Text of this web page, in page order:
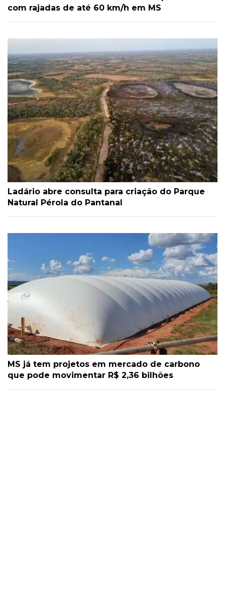
com rajadas de até 60 km/h em MS
Ladário abre consulta para criação do Parque
Natural Pérola do Pantanal
MS já tem projetos em mercado de carbono
que pode movimentar R$ 2,36 bilhões